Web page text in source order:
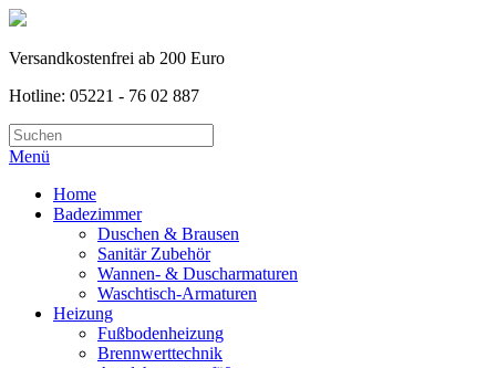
Versandkostenfrei ab 200 Euro
Hotline: 05221 - 76 02 887
Menü
Home
Badezimmer
Duschen & Brausen
Sanitär Zubehör
Wannen- & Duscharmaturen
Waschtisch-Armaturen
Heizung
Fußbodenheizung
Brennwerttechnik